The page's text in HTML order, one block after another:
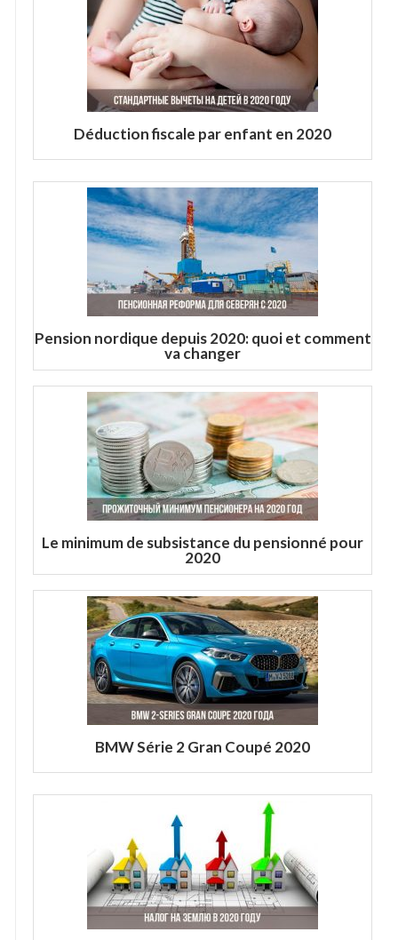
Déduction fiscale par enfant en 2020
Pension nordique depuis 2020: quoi et comment
va changer
Le minimum de subsistance du pensionné pour
2020
BMW Série 2 Gran Coupé 2020